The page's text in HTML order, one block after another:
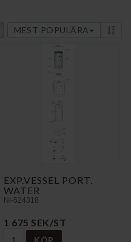
MEST POPULÄRA
EXP.VESSEL PORT.
WATER
NI-524318
1 675 SEK/ST
KÖP